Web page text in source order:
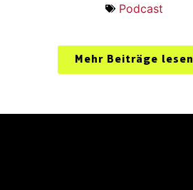
Podcast
Mehr Beiträge lesen